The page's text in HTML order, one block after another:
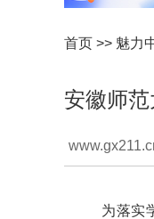
首页 >> 魅力
安徽师
为落实